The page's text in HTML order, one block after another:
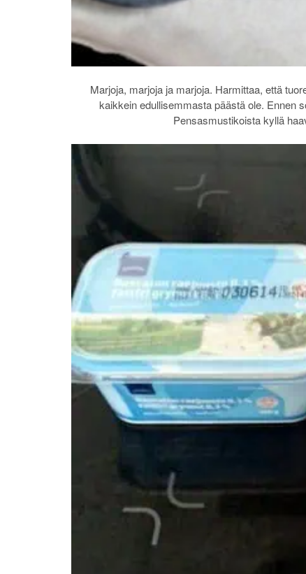
Marjoja, marjoja ja marjoja. Harmittaa, että
kaikkein edullisemmasta päästä ole. Ennen
Pensasmustikoista kyllä